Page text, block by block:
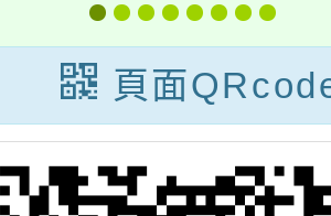
融入
廣計
域「
事議
頁面